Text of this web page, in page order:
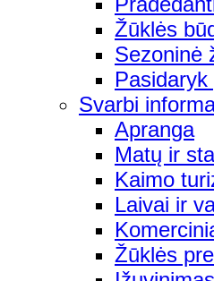
Žūklės
Sezoninė
Pasidaryk
Svarbi
Apranga
Matų ir
Kaimo
Laivai ir
Žūklės